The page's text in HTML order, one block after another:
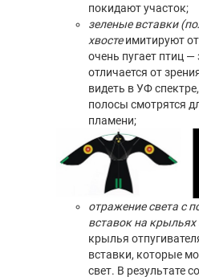
покидают участок;
зеленые вставки
хвостеимитируют
очень пугает птиц
отличается от
видеть в УФ
полосы смотрятся
пламени;
отражение света с
вставок на крыльях
крылья
вставки, которые
свет. В результате